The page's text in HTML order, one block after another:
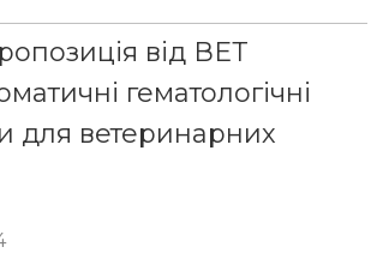
від ВЕТ
гематологічні
для ветеринарних